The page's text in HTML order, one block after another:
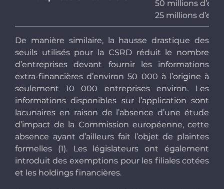
50 millions
25 millions
De manière similaire, la hausse drastique des
seuils utilisés pour la CSRD réduit le nombre
d’entreprises devant fournir les informations
extra-financières d’environ 50 000 à l’origine à
seulement 10 000 entreprises environ. Les
informations disponibles sur l’application sont
lacunaires en raison de l’absence d’une étude
d’impact de la Commission européenne, cette
absence ayant d’ailleurs fait l’objet de plaintes
formelles (1). Les législateurs ont également
introduit des exemptions pour les filiales cotées
et les holdings financières.